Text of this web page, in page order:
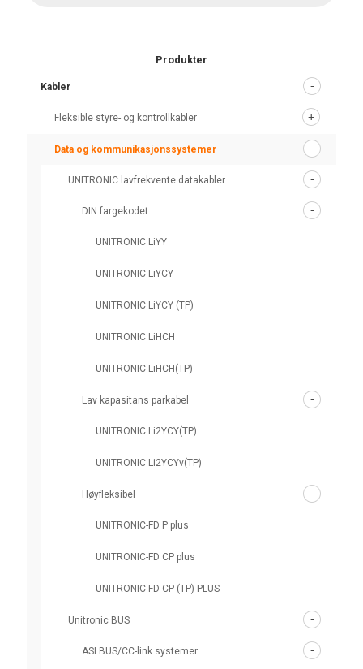
Produkter
Kabler
Fleksible styre- og kontrollkabler
Data og kommunikasjonssystemer
UNITRONIC lavfrekvente datakabler
DIN fargekodet
UNITRONIC LiYY
UNITRONIC LiYCY
UNITRONIC LiYCY (TP)
UNITRONIC LiHCH
UNITRONIC LiHCH(TP)
Lav kapasitans parkabel
UNITRONIC Li2YCY(TP)
UNITRONIC Li2YCYv(TP)
Høyfleksibel
UNITRONIC-FD P plus
UNITRONIC-FD CP plus
UNITRONIC FD CP (TP) PLUS
Unitronic BUS
ASI BUS/CC-link systemer